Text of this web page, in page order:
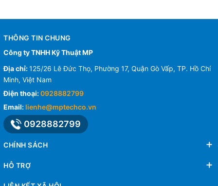
THÔNG TIN CHUNG
Công ty TNHH Kỹ Thuật MP
Địa chỉ:125/26 Lê Đức Thọ, Phường 17, Quận Gò Vấp, TP. Hồ Chí
Minh, Việt Nam
Điện thoại:0928882799
Email: lienhe@mptechco.vn
0928882799
CHÍNH SÁCH
HỖ TRỢ